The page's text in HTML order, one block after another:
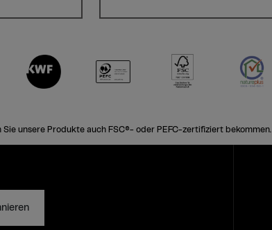
unsere Produkte auch FSC®- oder PEFC-zertifiziert bekommen.